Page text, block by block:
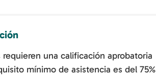
requieren una calificación aprobatoria
mínimo de asistencia es del 75%